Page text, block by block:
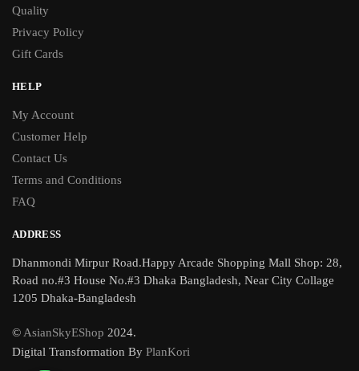
Quality
Privacy Policy
Gift Cards
HELP
My Account
Customer Help
Contact Us
Terms and Conditions
FAQ
ADDRESS
Dhanmondi Mirpur Road.Happy Arcade Shopping Mall Shop: 28,
Road no.#3 House No.#3 Dhaka Bangladesh, Near City Collage
1205 Dhaka-Bangladesh
© AsianSkyEShop 2024.
Digital Transformation By PlanKori